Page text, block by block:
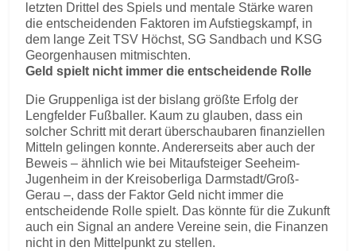
letzten Drittel des Spiels und mentale Stärke waren
die entscheidenden Faktoren im Aufstiegskampf, in
dem lange Zeit TSV Höchst, SG Sandbach und KSG
Georgenhausen mitmischten.
Geld spielt nicht immer die entscheidende Rolle
Die Gruppenliga ist der bislang größte Erfolg der
Lengfelder Fußballer. Kaum zu glauben, dass ein
solcher Schritt mit derart überschaubaren finanziellen
Mitteln gelingen konnte. Andererseits aber auch der
Beweis – ähnlich wie bei Mitaufsteiger Seeheim-
Jugenheim in der Kreisoberliga Darmstadt/Groß-
Gerau –, dass der Faktor Geld nicht immer die
entscheidende Rolle spielt. Das könnte für die Zukunft
auch ein Signal an andere Vereine sein, die Finanzen
nicht in den Mittelpunkt zu stellen.